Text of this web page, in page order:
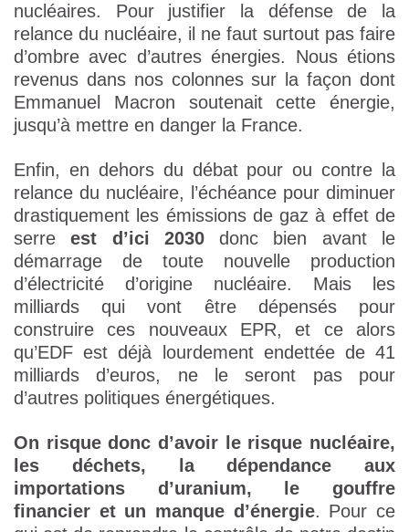
nucléaires. Pour justifier la défense de la
relance du nucléaire, il ne faut surtout pas faire
d’ombre avec d’autres énergies. Nous étions
revenus dans nos colonnes sur la façon dont
Emmanuel Macron soutenait cette énergie,
jusqu’à mettre en danger la France.
Enfin, en dehors du débat pour ou contre la
relance du nucléaire, l’échéance pour diminuer
drastiquement les émissions de gaz à effet de
serreest d’ici 2030donc bien avant le
démarrage de toute nouvelle production
d’électricité d’origine nucléaire. Mais les
milliards qui vont être dépensés pour
construire ces nouveaux EPR, et ce alors
qu’EDF est déjà lourdement endettée de 41
milliards d’euros, ne le seront pas pour
d’autres politiques énergétiques.
On risque donc d’avoir le risque nucléaire,
les déchets, la dépendance aux
importations d’uranium, le gouffre
financier et un manque d’énergie. Pour ce